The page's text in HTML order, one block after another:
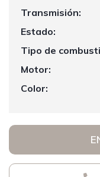
Transmisión:
Estado:
Tipo de
Motor:
Color: